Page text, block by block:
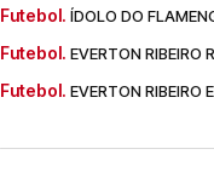
Futebol. ÍDOLO DO
Futebol. EVERTON RIBEIRO
Futebol. EVERTON RIBEIRO